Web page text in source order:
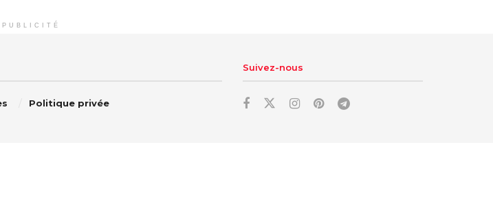
PUBLICITÉ
Politique privée
Suivez-nous